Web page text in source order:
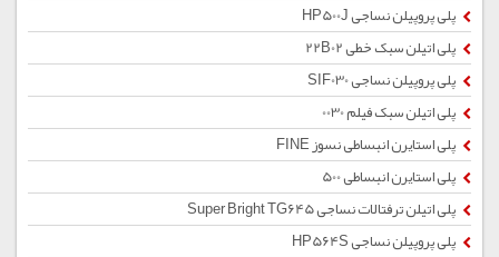
پلی پروپیلن نساجی HP500J
پلی اتیلن سبک خطی 22B02
پلی پروپیلن نساجی SIF030
پلی اتیلن سبک فیلم 0030
پلی استایرن انبساطی نسوز FINE
پلی استایرن انبساطی 500
پلی اتیلن ترفتالات نساجی Super Bright TG645
پلی پروپیلن نساجی HP564S